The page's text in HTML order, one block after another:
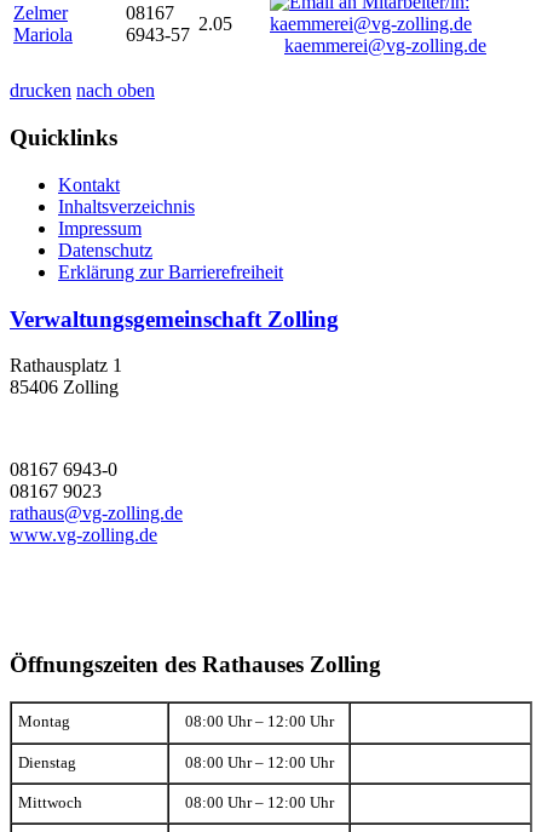
Zelmer
Mariola
08167
6943-57
2.05
kaemmerei@vg-zolling.de
drucken nach oben
Quicklinks
Kontakt
Inhaltsverzeichnis
Impressum
Datenschutz
Erklärung zur Barrierefreiheit
Verwaltungsgemeinschaft Zolling
Rathausplatz 1
85406 Zolling
08167 6943-0
08167 9023
rathaus@vg-zolling.de
www.vg-zolling.de
Öffnungszeiten des Rathauses Zolling
Montag 08:00 Uhr – 12:00 Uhr
Dienstag 08:00 Uhr – 12:00 Uhr
Mittwoch 08:00 Uhr – 12:00 Uhr